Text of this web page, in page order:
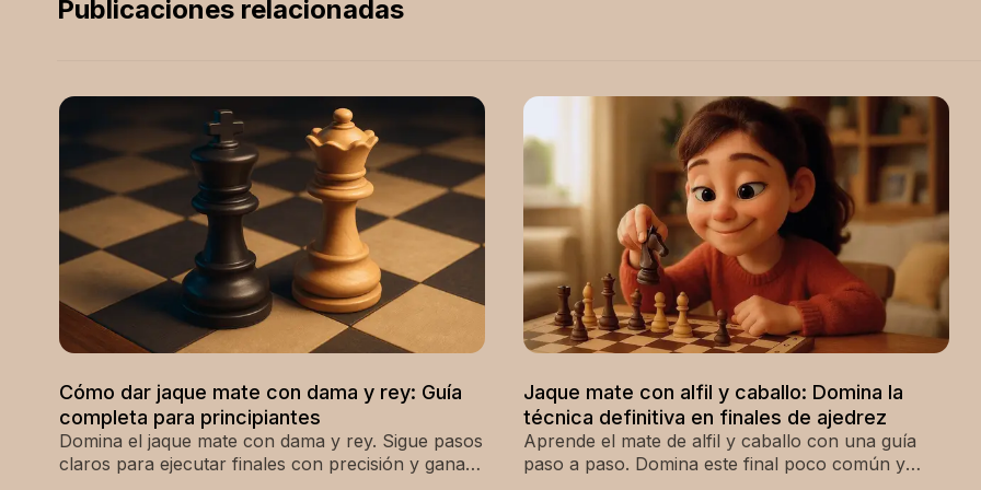
Publicaciones relacionadas
Cómo dar jaque mate con dama y rey: Guía
completa para principiantes
Domina el jaque mate con dama y rey. Sigue pasos
claros para ejecutar finales con precisión y ganar
Jaque mate con alfil y caballo: Domina la
técnica definitiva en finales de ajedrez
Aprende el mate de alfil y caballo con una guía
paso a paso. Domina este final poco común y